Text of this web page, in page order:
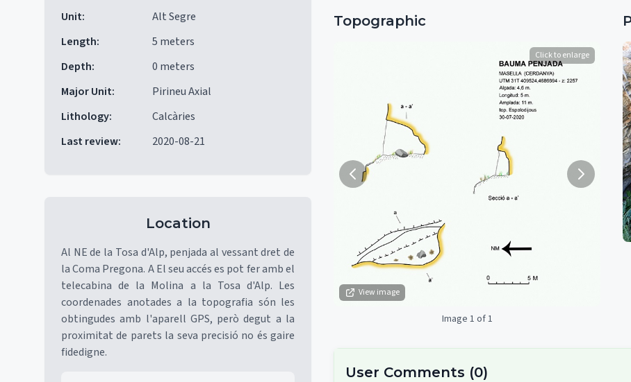
Unit:
Alt Segre
Length:
5 meters
Depth:
0 meters
Major Unit:
Pirineu Axial
Lithology:
Calcàries
Last review: 2020-08-21
Location
Al NE de la Tosa d'Alp, penjada al vessant dret de
la Coma Pregona. A El seu accés es pot fer amb el
telecabina de la Molina a la Tosa d'Alp. Les
coordenades anotades a la topografia són les
obtingudes amb l'aparell GPS, però degut a la
proximitat de parets la seva precisió no és gaire
fidedigne.
Topographic
View image
Click to enlarge
Image 1 of 1
User Comments (0)